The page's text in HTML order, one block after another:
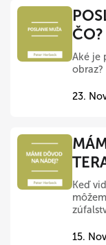
ČO?
Aké je
obraz?
23.
Keď
15.